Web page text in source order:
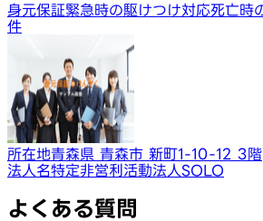
身元保証緊急時の駆けつけ対応死亡時
件
所在地青森県 青森市 新町1-10-12 3階
法人名特定非営利活動法人SOLO
よくある質問